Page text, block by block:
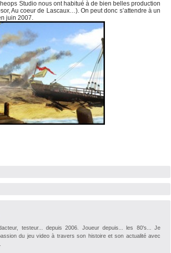
Studio nous ont habitué à de bien belles production
Au coeur de Lascaux…). On peut donc s’attendre à un
juin 2007.
testeur... depuis 2006. Joueur depuis... les 80's... Je
du jeu video à travers son histoire et son actualité avec